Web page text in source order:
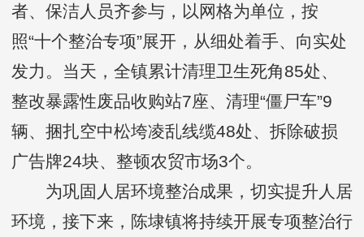
者、保洁人员齐参与，以网格为单位，按
照“十个整治专项”展开，从细处着手、向实处
发力。当天，全镇累计清理卫生死角85处、
整改暴露性废品收购站7座、清理“僵尸车”9
辆、捆扎空中松垮凌乱线缆48处、拆除破损
广告牌24块、整顿农贸市场3个。
为巩固人居环境整治成果，切实提升人居
环境，接下来，陈埭镇将持续开展专项整治行